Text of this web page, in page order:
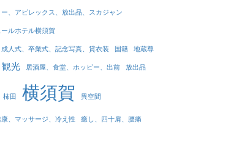
ー、アビレックス、放出品、スカジャン
ールホテル横須賀
人式、卒業式、記念写真、貸衣装 国籍 地蔵尊
観光 居酒屋、食堂、ホッピー、出前 放出品
柿田 横須賀 異空間
、マッサージ、冷え性 癒し、四十肩、腰痛